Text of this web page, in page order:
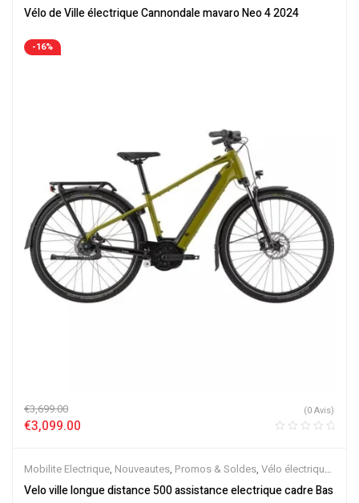
ville, Velos Electriques,VTC Electrique
Vélo de Ville électrique Cannondale mavaro Neo 4 2024
-16%
€3,699.00
€3,099.00
(0 Avis)
Mobilite Electrique, Nouveautes, Promos & Soldes, Vélo électrique
ville, Velos Electriques,VTC Electrique
Velo ville longue distance 500 assistance electrique cadre Bas